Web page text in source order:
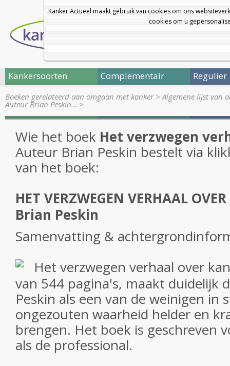
Kanker Actueel maakt gebruik van cookies om ons
cookies om u
Kankersoorten Complementair Regulier
Boeken gerelateerd aan omgaan met kanker>Algemene lijst van
Auteur Brian Peskin… >
Wie het boek Het verzwegen
Auteur Brian Peskin bestelt via
van het boek:
HET VERZWEGEN VERHAAL
Brian Peskin
Samenvatting &
Het verzwegen verhaal over
van 544 pagina's, maakt duidelijk
Peskin als een van de weinigen in
ongezouten waarheid helder en
brengen. Het boek is geschreven
als de professional.